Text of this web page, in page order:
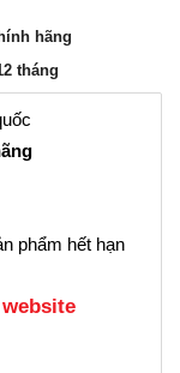
hãng
tháng
phẩm hết hạn